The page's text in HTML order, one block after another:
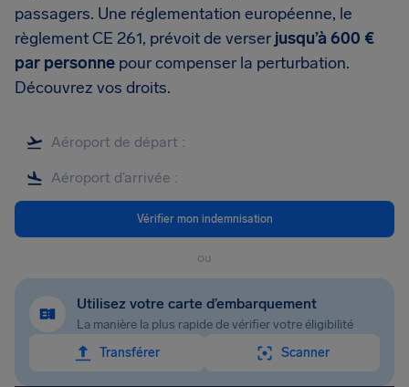
passagers. Une réglementation européenne, le
règlement CE 261, prévoit de verser jusqu’à 600 €
par personne pour compenser la perturbation.
Découvrez vos droits.
Vérifier mon indemnisation
ou
Utilisez votre carte d’embarquement
La manière la plus rapide de vérifier votre éligibilité
Transférer
Scanner